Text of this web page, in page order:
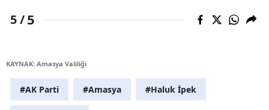
5 /5
KAYNAK: Amasya Valiliği
#AK Parti #Amasya #Haluk İpek